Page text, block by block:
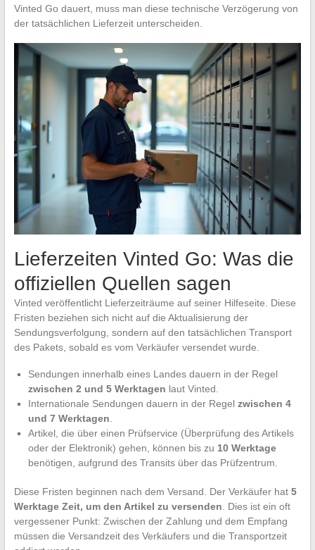
Vinted Go dauert, muss man diese technische Verzögerung von
der tatsächlichen Lieferzeit unterscheiden.
Lieferzeiten Vinted Go: Was die
offiziellen Quellen sagen
Vinted veröffentlicht Lieferzeiträume auf seiner Hilfeseite. Diese
Fristen beziehen sich nicht auf die Aktualisierung der
Sendungsverfolgung, sondern auf den tatsächlichen Transport
des Pakets, sobald es vom Verkäufer versendet wurde.
Sendungen innerhalb eines Landes dauern in der Regel
zwischen 2 und 5 Werktagen laut Vinted.
Internationale Sendungen dauern in der Regel zwischen 4
und 7 Werktagen
Artikel, die über einen Prüfservice (Überprüfung des Artikels
oder der Elektronik) gehen, können bis zu 10 Werktage
benötigen, aufgrund des Transits über das Prüfzentrum.
Diese Fristen beginnen nach dem Versand. Der Verkäufer hat 5
Werktage Zeit, um den Artikel zu versenden . Dies ist ein oft
vergessener Punkt: Zwischen der Zahlung und dem Empfang
müssen die Versandzeit des Verkäufers und die Transportzeit